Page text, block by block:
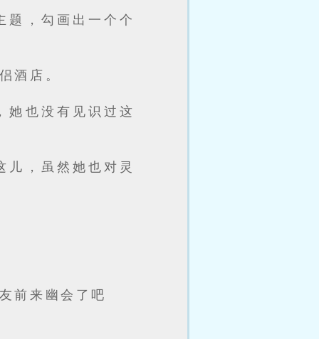
题，勾画出一个个
酒店。
她也没有见识过这
儿，虽然她也对灵
前来幽会了吧